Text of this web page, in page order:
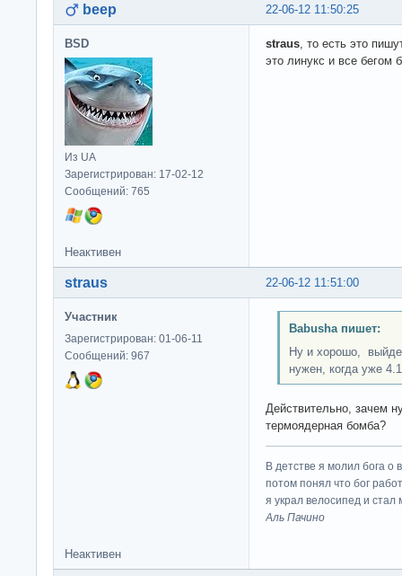
22-06-12 11:50:25
beep
BSD
Из UA
Зарегистрирован: 17-02-12
Сообщений: 765
straus , то есть это
это линукс и все бегом
Неактивен
22-06-12 11:51:00
straus
Участник
Зарегистрирован: 01-06-11
Сообщений: 967
Babusha пишет:
Ну и хорошо,
нужен, когда уже
Действительно, зачем
термоядерная бомба?
В детстве я молил бога о
потом понял что бог
я украл велосипед и стал
Аль Пачино
Неактивен